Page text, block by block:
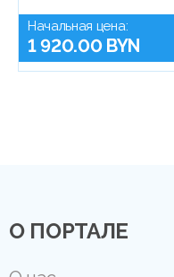
Начальная цена:
1 920.00 BYN
О ПОРТАЛЕ